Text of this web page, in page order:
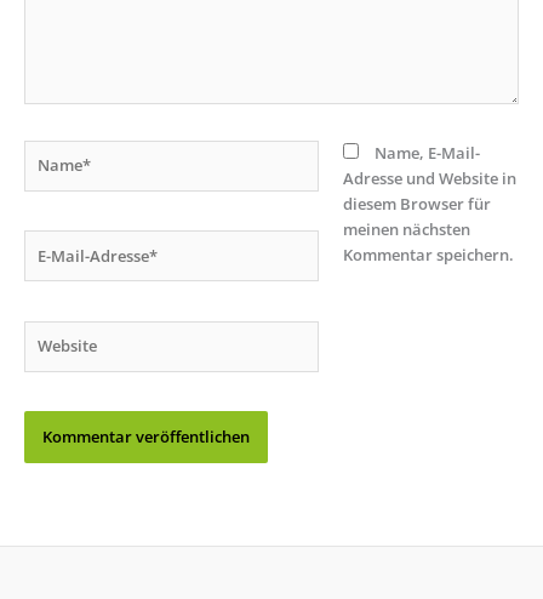
Mail-
Name, E-Mail-
Adresse und Website in
diesem Browser für
meinen nächsten
Kommentar speichern.